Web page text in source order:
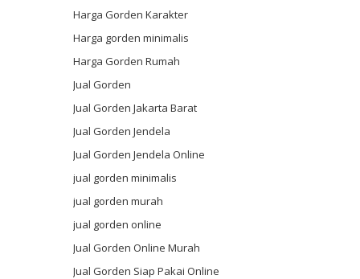
Harga Gorden Karakter
Harga gorden minimalis
Harga Gorden Rumah
Jual Gorden
Jual Gorden Jakarta Barat
Jual Gorden Jendela
Jual Gorden Jendela Online
jual gorden minimalis
jual gorden murah
jual gorden online
Jual Gorden Online Murah
Jual Gorden Siap Pakai Online